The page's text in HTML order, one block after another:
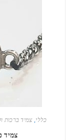
כללי,צמיד ברכות
צמיד